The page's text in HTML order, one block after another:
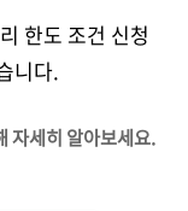
한도 조건 신청
니다.
자세히 알아보세요.